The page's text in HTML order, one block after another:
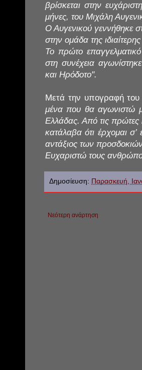
βρίσκεται στην
μήνες, του Μιχάλη
Ο Αυγενικού γεννήθηκε
στην ομάδα της
Το πρώτο
στη συνέχεια
και Ηρόδοτο".
Μετά την υπογραφή
μένα που θα αγωνιστώ
Ελλάδας. Από τις πρώτες
κατάλαβα ότι έρχομαι
αντάξιος των
Ευχαριστώ τους
Δημοσίευση: Παρασκευή,
Νεότερη ανάρτηση